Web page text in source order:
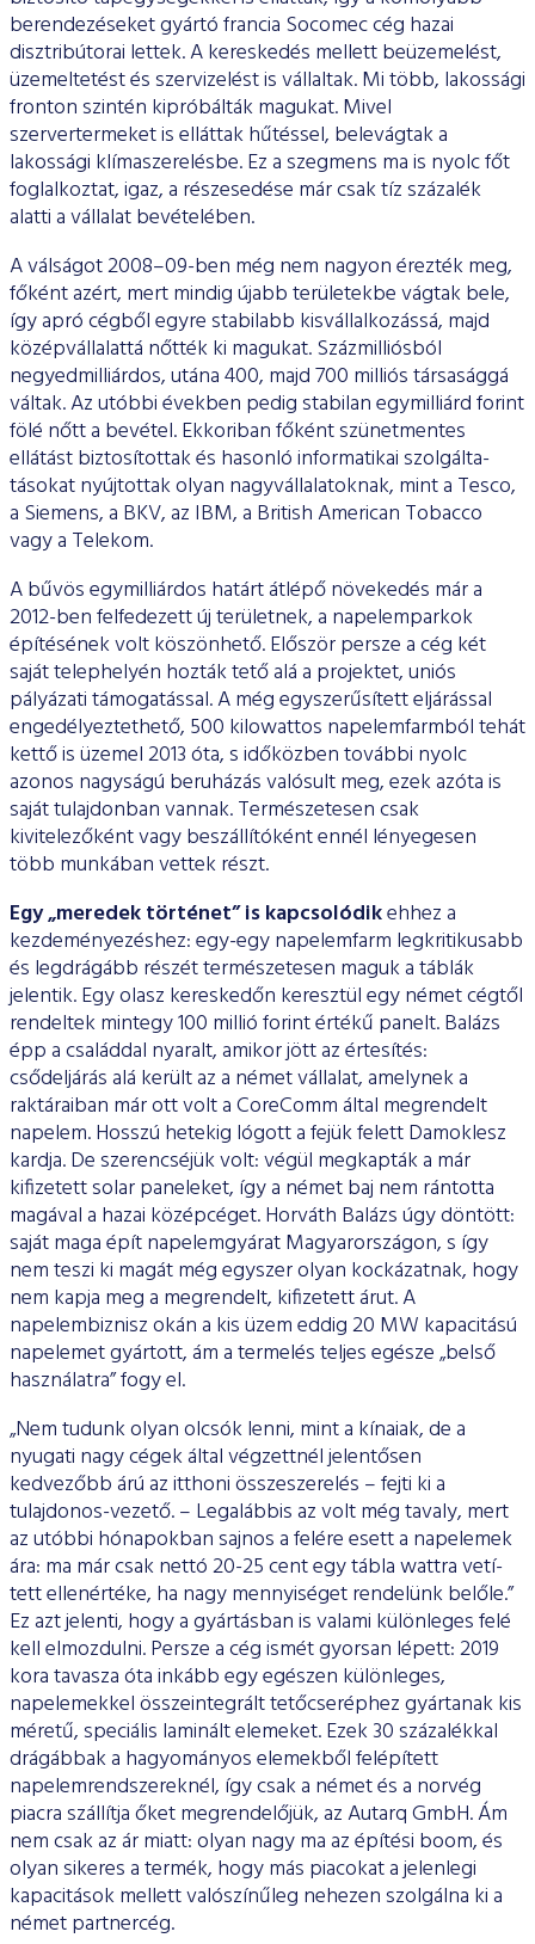
berende­zéseket gyártó francia Socomec cég hazai
disztribútorai lettek. A kereskedés mellett beüzemelést,
üzemeltetést és szervizelést is vállaltak. Mi több, lakossági
fronton szintén kipróbálták magukat. Mivel
szervertermeket is elláttak hűtéssel, belevágtak a
lakossági klímaszerelésbe. Ez a szegmens ma is nyolc főt
foglalkoztat, igaz, a részesedése már csak tíz százalék
alatti a vállalat bevételében.
A válságot 2008–09-ben még nem nagyon érezték meg,
főként azért, mert mindig újabb területekbe vágtak bele,
így apró cég­ből egyre stabilabb kisvállalkozássá, majd
középvállalattá nőtték ki magukat. Százmilliósból
negyedmilliárdos, utána 400, majd 700 milliós társasággá
váltak. Az utóbbi években pedig stabilan egymilliárd forint
fölé nőtt a bevétel. Ekkoriban főként szünet­mentes
ellátást biztosítottak és hasonló informatikai szolgálta­
tásokat nyújtottak olyan nagyvállalatoknak, mint a Tesco,
a Sie­mens, a BKV, az IBM, a British American Tobacco
vagy a Telekom.
A bűvös egymilliárdos határt átlépő növekedés már a
2012-ben felfedezett új területnek, a napelemparkok
építésének volt kö­szönhető. Először persze a cég két
saját telephelyén hozták tető alá a projektet, uniós
pályázati támogatással. A még egyszerűsített eljárással
engedélyeztethető, 500 kilowattos napelemfarmból te­hát
kettő is üzemel 2013 óta, s időközben további nyolc
azonos nagyságú beruházás valósult meg, ezek azóta is
saját tulajdon­ban vannak. Természetesen csak
kivitelezőként vagy beszállító­ként ennél lényegesen
több munkában vettek részt.
Egy „meredek történet” is kapcsolódikehhez a
kezdemé­nyezéshez: egy-egy napelemfarm legkritikusabb
és legdrágább részét természetesen maguk a táblák
jelentik. Egy olasz keres­kedőn keresztül egy német cégtől
rendeltek mintegy 100 mil­lió forint értékű panelt. Balázs
épp a családdal nyaralt, amikor jött az értesítés:
csődeljárás alá került az a német vállalat, amelynek a
raktáraiban már ott volt a CoreComm által megrendelt
nap­elem. Hosszú hetekig lógott a fejük felett Damoklesz
kardja. De szerencséjük volt: végül megkapták a már
kifizetett solar pane­leket, így a német baj nem rántotta
magával a hazai középcéget. Horváth Balázs úgy döntött:
saját maga épít napelemgyárat Ma­gyarországon, s így
nem teszi ki magát még egyszer olyan koc­kázatnak, hogy
nem kapja meg a megrendelt, kifizetett árut. A
napelembiznisz okán a kis üzem eddig 20 MW kapacitású
nap­elemet gyártott, ám a termelés teljes egésze „belső
használatra” fogy el.
„Nem tudunk olyan olcsók lenni, mint a kínaiak, de a
nyugati nagy cégek által végzettnél jelentősen
kedvezőbb árú az itthoni ös­szeszerelés – fejti ki a
tulajdonos-vezető. – Legalábbis az volt még tavaly, mert
az utóbbi hónapokban sajnos a felére esett a nap­elemek
ára: ma már csak nettó 20-25 cent egy tábla wattra vetí­
tett ellenértéke, ha nagy mennyiséget rendelünk belőle.”
Ez azt jelenti, hogy a gyártásban is valami különleges felé
kell elmozdul­ni. Persze a cég ismét gyorsan lépett: 2019
kora tavasza óta in­kább egy egészen különleges,
napelemekkel összeintegrált tető­cseréphez gyártanak kis
méretű, speciális laminált elemeket. Ezek 30 százalékkal
drágábbak a hagyományos elemekből felépített
napelemrendszereknél, így csak a német és a norvég
piacra szál­lítja őket megrendelőjük, az Autarq GmbH. Ám
nem csak az ár miatt: olyan nagy ma az építési boom, és
olyan sikeres a termék, hogy más piacokat a jelenlegi
kapacitások mellett valószínűleg nehezen szolgálna ki a
német partnercég.